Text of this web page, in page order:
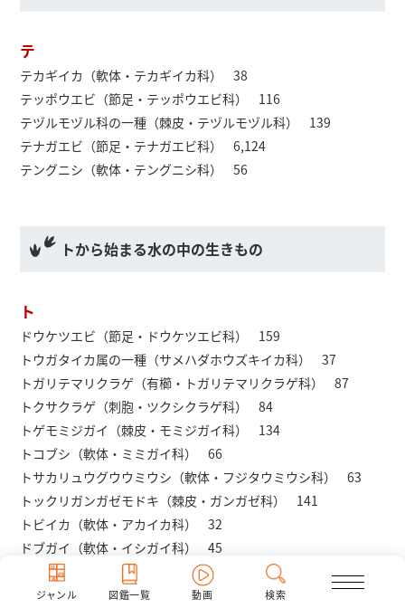
ジャンル 図鑑一覧 動画 検索
テ
テカギイカ（軟体・テカギイカ科） 38
テッポウエビ（節足・テッポウエビ科） 116
テヅルモヅル科の一種（棘皮・テヅルモヅル科） 139
テナガエビ（節足・テナガエビ科） 6,124
テングニシ（軟体・テングニシ科） 56
トから始まる水の中の生きもの
ト
ドウケツエビ（節足・ドウケツエビ科） 159
トウガタイカ属の一種（サメハダホウズキイカ科） 37
トガリテマリクラゲ（有櫛・トガリテマリクラゲ科） 87
トクサクラゲ（刺胞・ツクシクラゲ科） 84
トゲモミジガイ（棘皮・モミジガイ科） 134
トコブシ（軟体・ミミガイ科） 66
トサカリュウグウウミウシ（軟体・フジタウミウシ科） 63
トックリガンガゼモドキ（棘皮・ガンガゼ科） 141
トビイカ（軟体・アカイカ科） 32
ドブガイ（軟体・イシガイ科） 45
トラフケボリ（軟体・ウミウサギガイ科） 60
トラフシャコ（節足・トラフシャコ科） 127